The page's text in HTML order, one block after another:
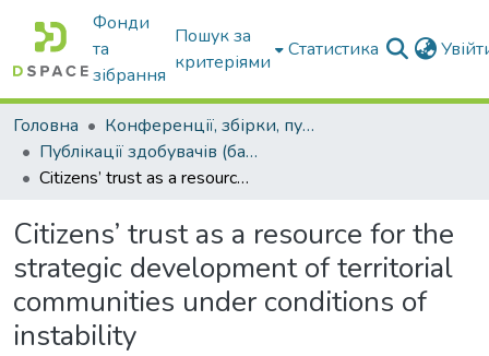
Фонди
та
зібрання
Пошук за
критеріями
Статистика
Головна
Конференції, збірки, публікації молодих вчених і здобувачів : магістрів, бакалаврів, аспірантів.
Публікації здобувачів (бакалаврів. магістрів, аспірантів)
Citizens’ trust as a resource for the strategic development of territorial communities under conditions of instability
Citizens’ trust as a resource for the
strategic development of territorial
communities under conditions of
instability